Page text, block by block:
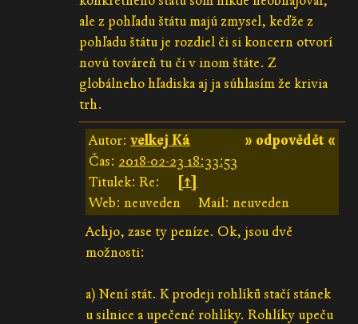
ale z pohľadu štátu majú zmysel, keďže z
pohľadu štátu je rozdiel či si koncern otvorí
novú továreň tu či v inom štáte. Z
globálneho hľadiska aj ja súhlasím že krivia
trh.
» odpovědět «
Autor:velkej Ká
Čas: 2018-02-23 18:33:53
Titulek: Re:
[↑]
Web: neuveden
Mail: neuveden
Achjo, zase ty peníze. Ok, jsou dvě
možnosti:
a) Není stát. K prodeji rohlíků stačí stánek
u silnice a upečené rohlíky. Rohlíky upeču